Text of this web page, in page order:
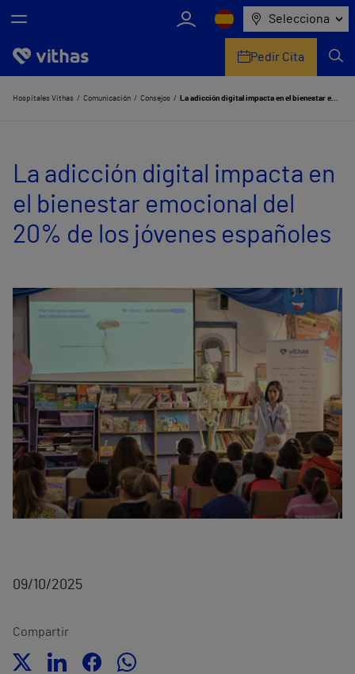
Selecciona
Nosotros
Servicios de salud
Equipo médico y asistencial
Comunicación
Pedir Cita
Hospitales Vithas Comunicación Consejos La adicción digital impacta en el bienestar emocional del 20% de los jóvenes españoles
La adicción digital impacta en
el bienestar emocional del
20% de los jóvenes españoles
09/10/2025
Compartir